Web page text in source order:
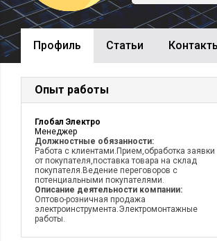
Профиль Cтатьи
Опыт работы
Глобал Электро
Менеджер
Должностные обязанности:
Работа с клиентами.Прием,обработка заявки
от покупателя,поставка товара на склад
покупателя.Ведение переговоров с
потенциальными покупателями.
Описание деятельности компании:
Оптово-розничная продажа
электроинструмента.Электромонтажные
работы.